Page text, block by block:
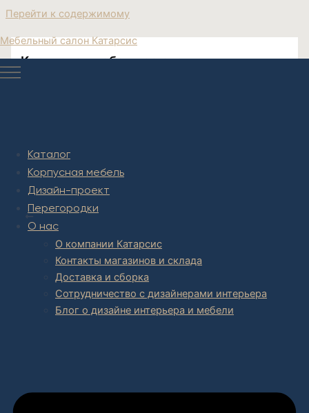
Перейти к содержимому
Мебельный салон Катарсис
Каталог
Корпусная мебель
Дизайн-проект
Перегородки
О нас
О компании Катарсис
Контакты магазинов и склада
Доставка и сборка
Сотрудничество с дизайнерами интерьера
Блог о дизайне интерьера и мебели
Корпусная мебель со стеклянным
Post navigation
НАЗАД